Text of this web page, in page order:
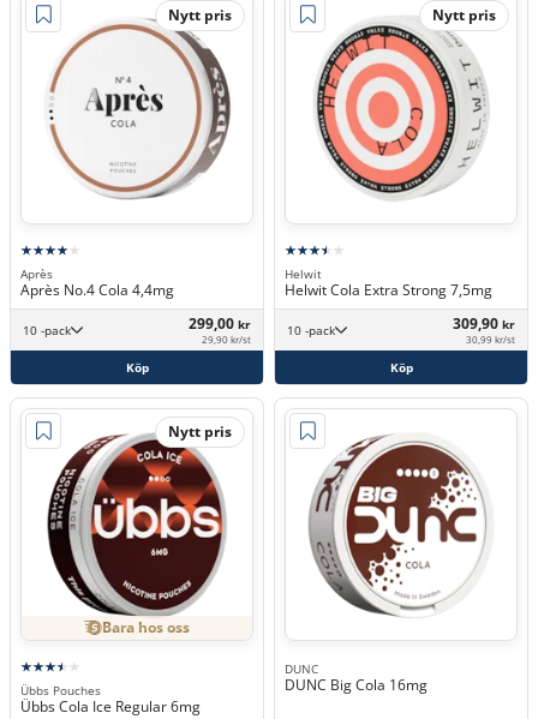
Nytt pris
Après
Après No.4 Cola 4,4mg
10 -pack 299,00 kr
29,90 kr/st
Köp
Nytt pris
Helwit
Helwit Cola Extra Strong 7,5mg
10 -pack 309,90 kr
30,99 kr/st
Köp
Nytt pris
Bara hos oss
Übbs Pouches
Übbs Cola Ice Regular 6mg
DUNC
DUNC Big Cola 16mg